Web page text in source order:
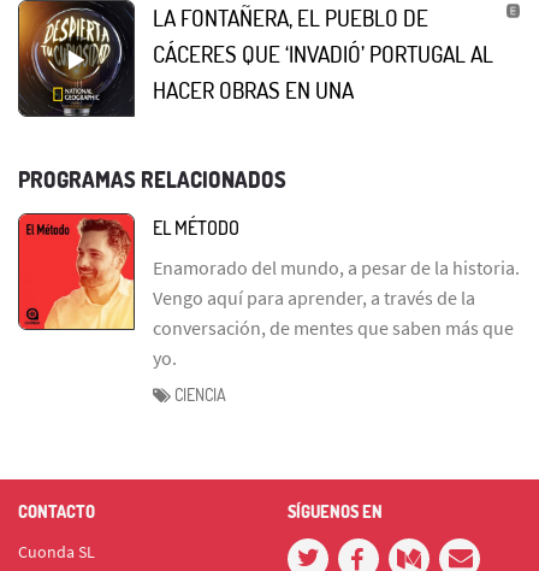
LA FONTAÑERA, EL PUEBLO DE
CÁCERES QUE ‘INVADIÓ’ PORTUGAL AL
HACER OBRAS EN UNA
PROGRAMAS RELACIONADOS
EL MÉTODO
Enamorado del mundo, a pesar de la historia.
Vengo aquí para aprender, a través de la
conversación, de mentes que saben más que
yo.
CIENCIA
CONTACTO
Cuonda SL
SÍGUENOS EN